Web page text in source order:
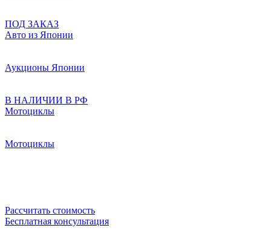
ПОД ЗАКАЗ
Авто из Японии
Аукционы Японии
В НАЛИЧИИ В РФ
Мотоциклы
Мотоциклы
Рассчитать стоимость
Бесплатная консультация